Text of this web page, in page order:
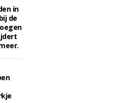
in
de